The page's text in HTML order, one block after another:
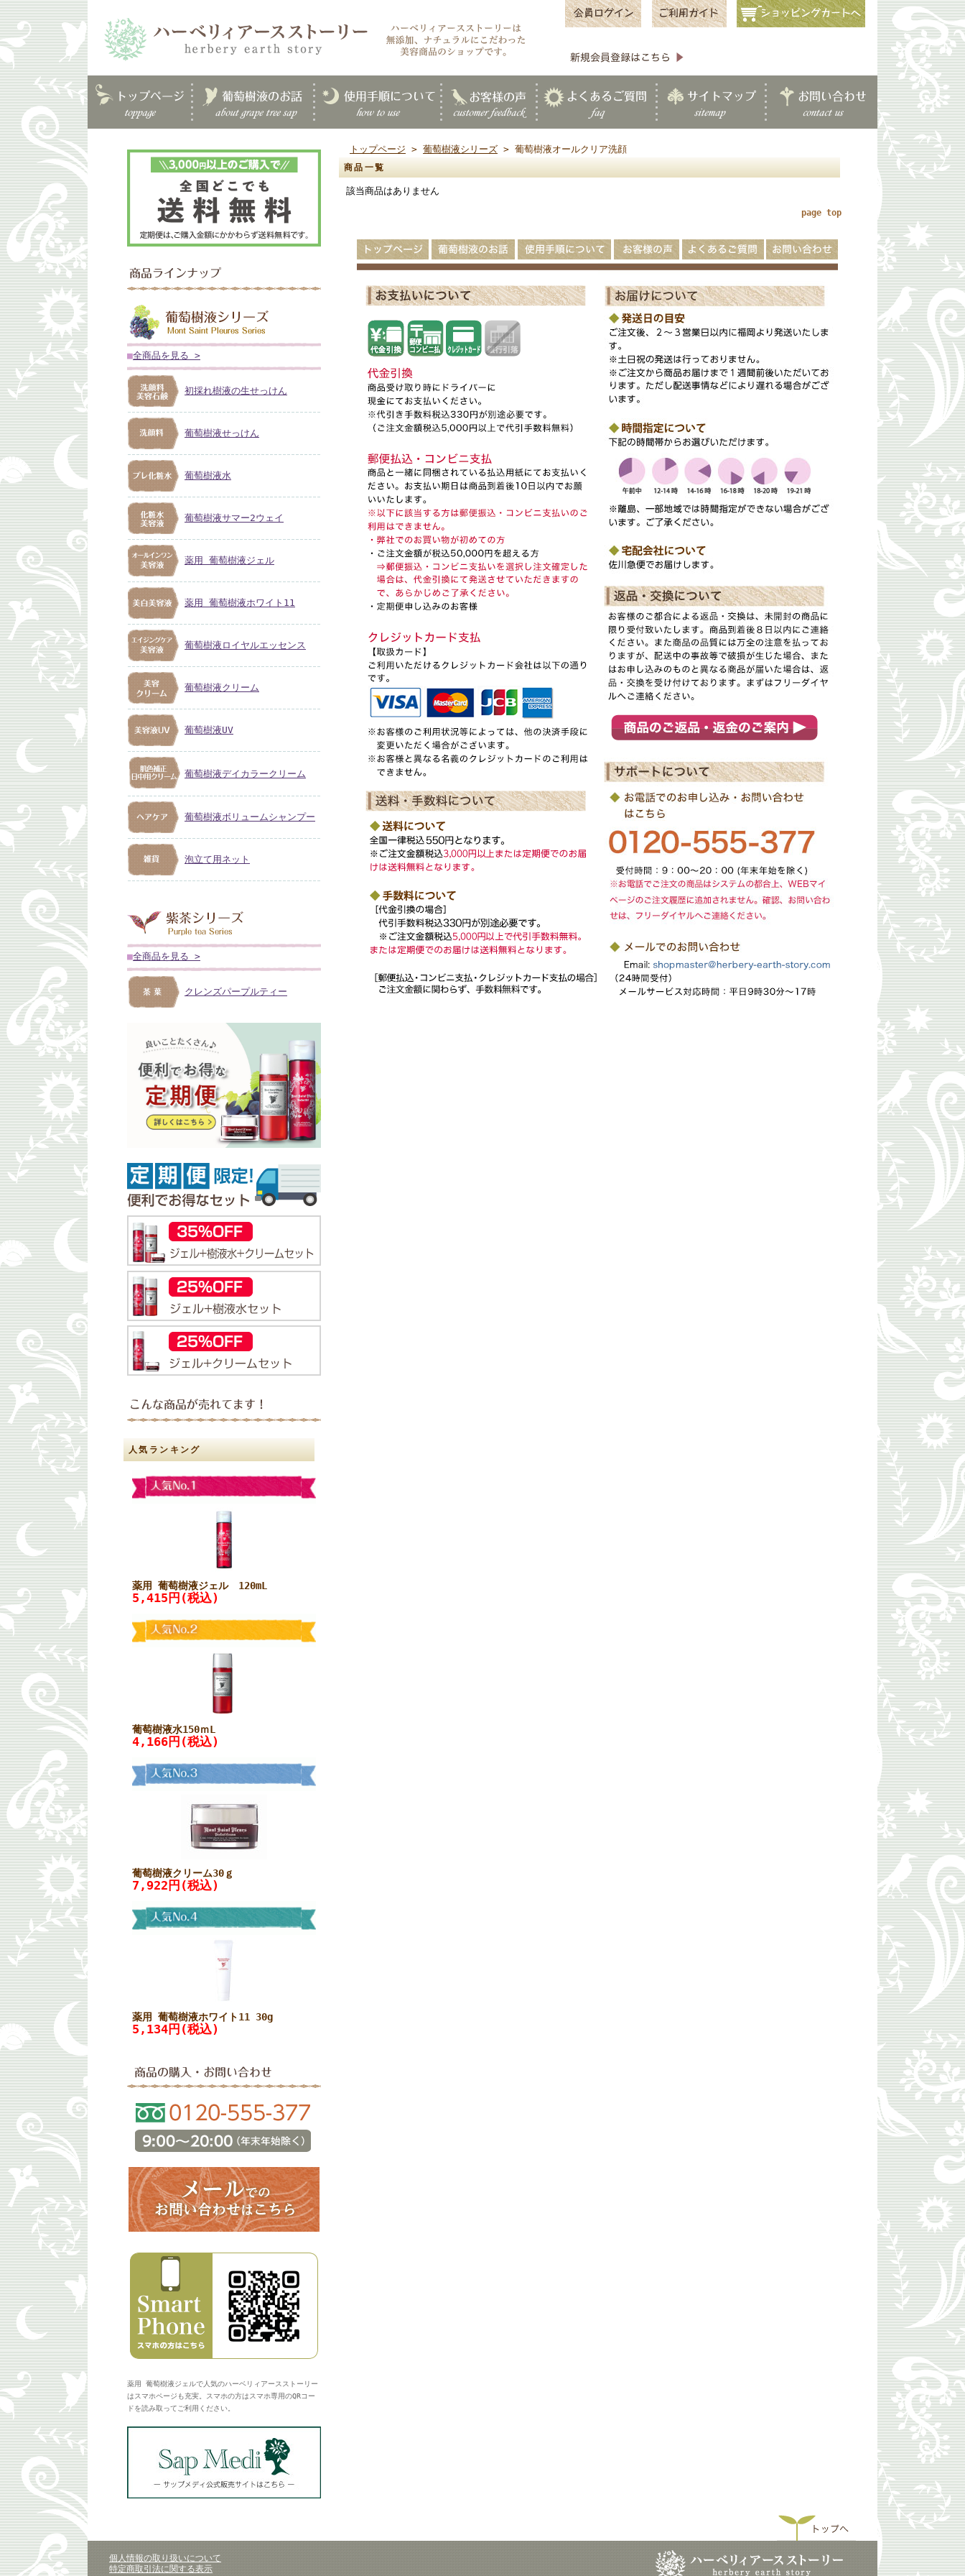
■全商品を見る >
初採れ樹液の生せっけん
葡萄樹液せっけん
葡萄樹液水
葡萄樹液サマー2ウェイ
薬用 葡萄樹液ジェル
薬用 葡萄樹液ホワイト11
葡萄樹液ロイヤルエッセンス
葡萄樹液クリーム
葡萄樹液UV
葡萄樹液デイカラークリーム
葡萄樹液ボリュームシャンプー
泡立て用ネット
■全商品を見る >
クレンズパープルティー
人気ランキング
薬用 葡萄樹液ジェル 120mL
5,415円(税込)
葡萄樹液水150ｍL
4,166円(税込)
葡萄樹液クリーム30ｇ
7,922円(税込)
薬用 葡萄樹液ホワイト11 30g
5,134円(税込)
薬用 葡萄樹液ジェルで人気のハーベリィアースストーリー
はスマホページも充実。スマホの方はスマホ専用のQRコー
ドを読み取ってご利用ください。
トップページ > 葡萄樹液シリーズ > 葡萄樹液オールクリア洗顔
商品一覧
該当商品はありません
page top
個人情報の取り扱いについて
特定商取引法に関する表示